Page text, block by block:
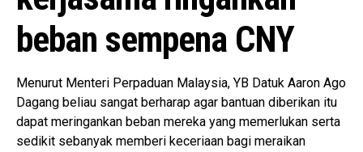
beban sempena CNY
Menurut Menteri Perpaduan Malaysia, YB Datuk Aaron Ago
Dagang beliau sangat berharap agar bantuan diberikan itu
dapat meringankan beban mereka yang memerlukan serta
sedikit sebanyak memberi keceriaan bagi meraikan